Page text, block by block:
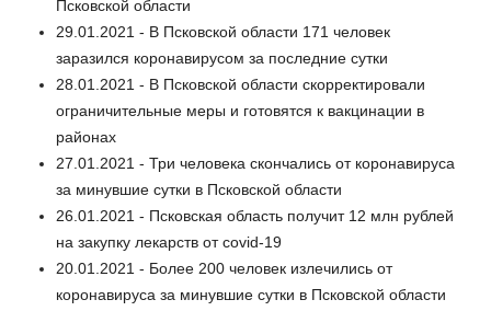
Псковской области
29.01.2021 - В Псковской области 171 человек
заразился коронавирусом за последние сутки
28.01.2021 - В Псковской области скорректировали
ограничительные меры и готовятся к вакцинации в
районах
27.01.2021 - Три человека скончались от коронавируса
за минувшие сутки в Псковской области
26.01.2021 - Псковская область получит 12 млн рублей
на закупку лекарств от covid-19
20.01.2021 - Более 200 человек излечились от
коронавируса за минувшие сутки в Псковской области